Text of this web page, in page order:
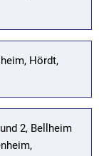
Hördt,
2, Bellheim